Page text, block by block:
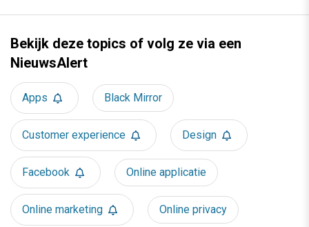
Bekijk deze topics of volg ze via een
NieuwsAlert
Apps Black Mirror
Customer experience Design
Facebook Online applicatie
Online marketing Online privacy